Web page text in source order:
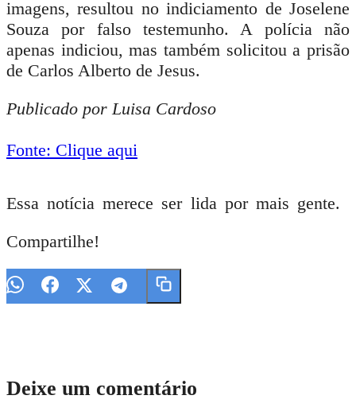
imagens, resultou no indiciamento de Joselene
Souza por falso testemunho. A polícia não
apenas indiciou, mas também solicitou a prisão
de Carlos Alberto de Jesus.
Publicado por Luisa Cardoso
Fonte: Clique aqui
Essa notícia merece ser lida por mais gente.
Compartilhe!
Deixe um comentário